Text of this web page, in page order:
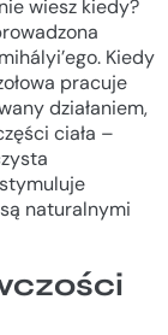
wiesz kiedy?
Kiedy
pracuje
działaniem,
ciała –
naturalnymi